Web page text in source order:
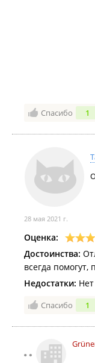
Спасибо 1
28 мая 2021 г.
Оценка:
Достоинства:
всегда помогут,
Недостатки: Нет
Спасибо 1